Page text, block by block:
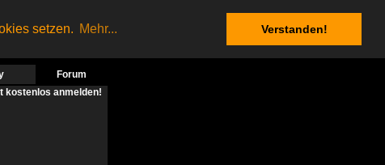
setzen. Mehr... Verstanden!
Forum
kostenlos anmelden!